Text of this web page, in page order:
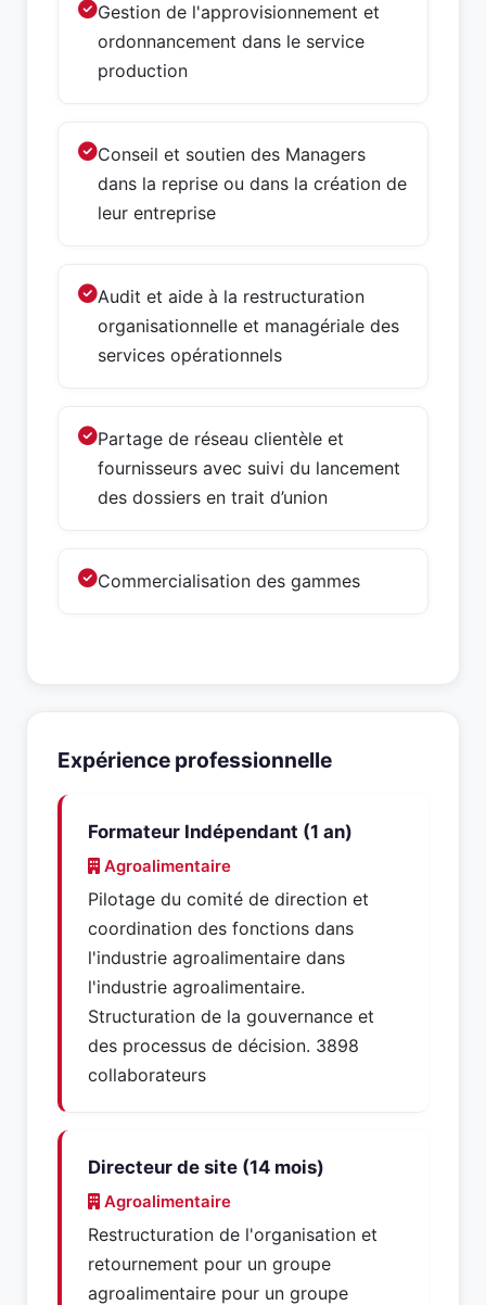
Gestion de l'approvisionnement et
ordonnancement dans le service
production
Conseil et soutien des Managers
dans la reprise ou dans la création de
leur entreprise
Audit et aide à la restructuration
organisationnelle et managériale des
services opérationnels
Partage de réseau clientèle et
fournisseurs avec suivi du lancement
des dossiers en trait d’union
Commercialisation des gammes
Expérience professionnelle
Formateur Indépendant (1 an)
Agroalimentaire
Pilotage du comité de direction et
coordination des fonctions dans
l'industrie agroalimentaire dans
l'industrie agroalimentaire.
Structuration de la gouvernance et
des processus de décision. 3898
collaborateurs
Directeur de site (14 mois)
Agroalimentaire
Restructuration de l'organisation et
retournement pour un groupe
agroalimentaire pour un groupe